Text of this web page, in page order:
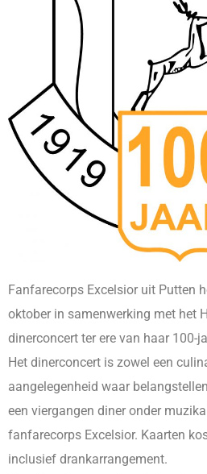
Fanfarecorps Excelsior uit Putten
oktober in samenwerking met het
dinerconcert ter ere van haar 100-
Het dinerconcert is zowel een
aangelegenheid waar
een viergangen diner onder
fanfarecorps Excelsior. Kaarten
inclusief drankarrangement.